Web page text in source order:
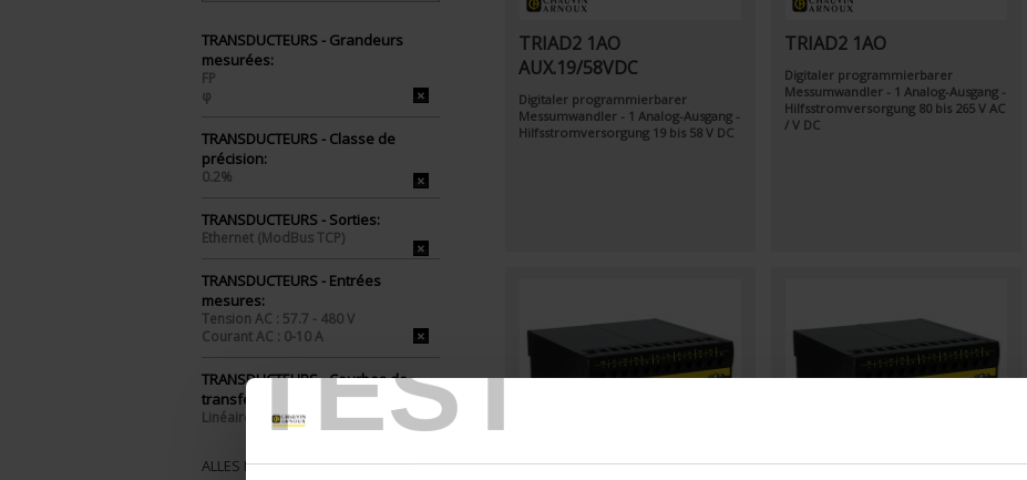
TEST
TRANSDUCTEURS - Grandeurs
mesurées:
FP
φ
TRANSDUCTEURS - Classe de
précision:
0.2%
TRANSDUCTEURS - Sorties:
Ethernet (ModBus TCP)
TRANSDUCTEURS - Entrées
mesures:
Tension AC : 57.7 - 480 V
Courant AC : 0-10 A
TRANSDUCTEURS - Courbes de
transfert:
Linéaire
ALLES ENTFERNEN
TRIAD2 1AO
AUX.19/58VDC
Digitaler programmierbarer
Messumwandler - 1 Analog-Ausgang -
Hilfsstromversorgung 19 bis 58 V DC
TRIAD2 1AO
Digitaler programmierbarer
Messumwandler - 1 Analog-Ausgang -
Hilfsstromversorgung 80 bis 265 V AC
/ V DC